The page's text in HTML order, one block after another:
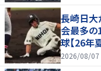
長崎日大
会最多の
球【26年
2026/08/07